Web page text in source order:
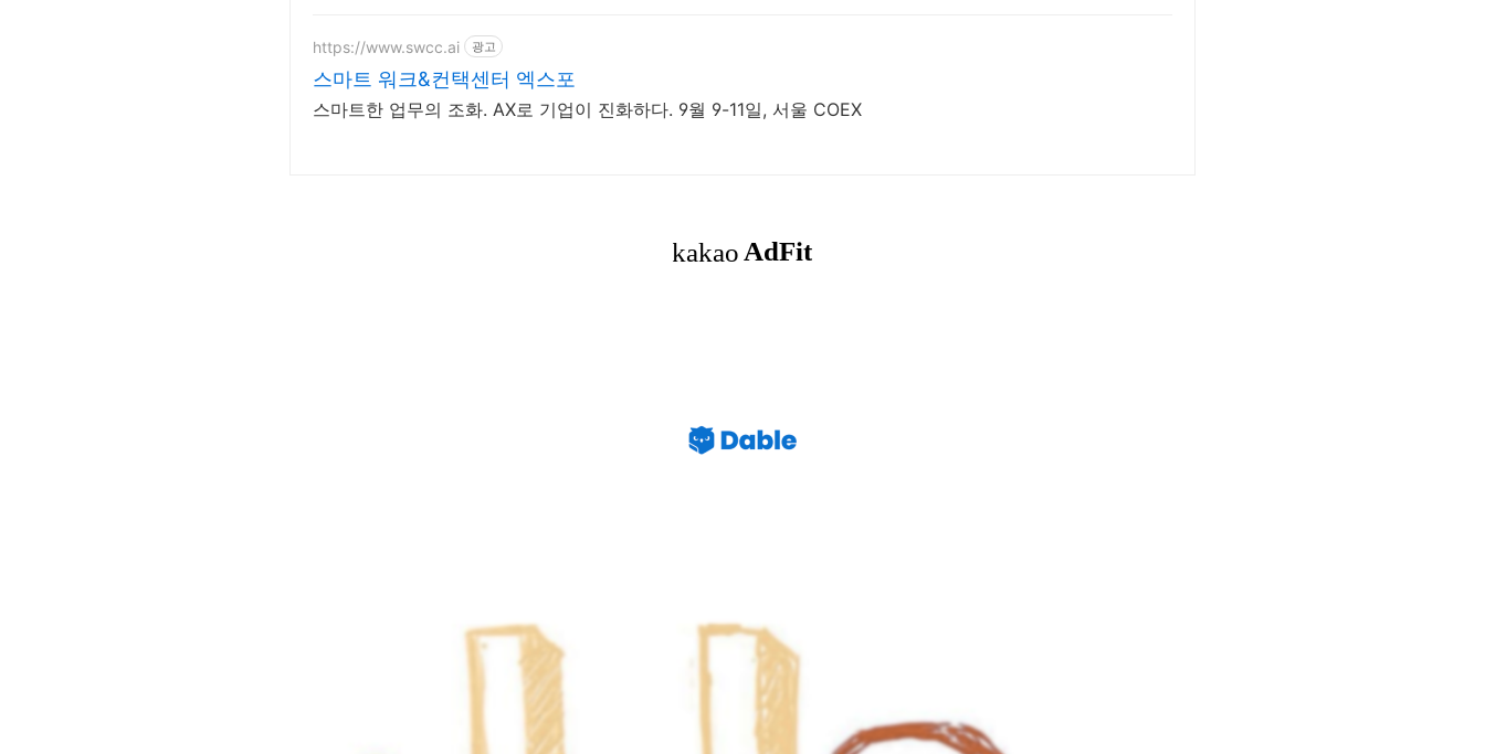
https://www.swcc.ai 광고
스마트 워크&컨택센터 엑스포
스마트한 업무의 조화. AX로 기업이 진화하다. 9월 9-11일, 서울 COEX